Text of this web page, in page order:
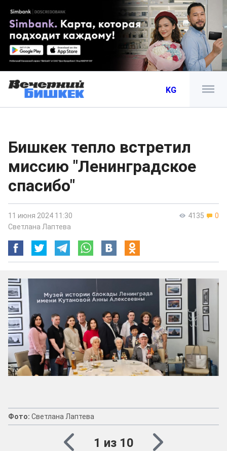
KG
Бишкек тепло встретил
миссию "Ленинградское
спасибо"
4135 0
11 июня 2024 11:30
Светлана Лаптева
Фото: Светлана Лаптева
1 из 10